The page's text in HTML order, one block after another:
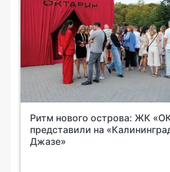
Ритм нового острова: ЖК
представили на
Джазе»